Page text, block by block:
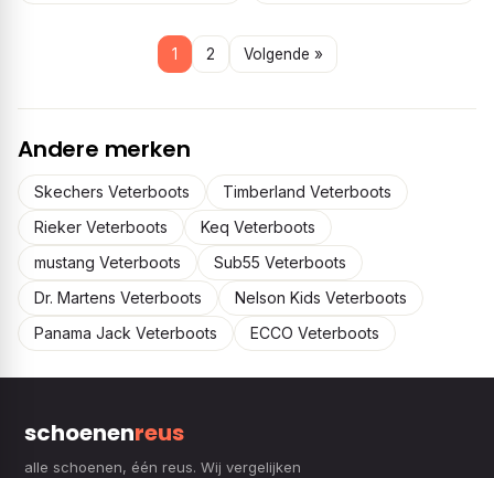
1 2 Volgende »
Andere merken
Skechers Veterboots
Timberland Veterboots
Rieker Veterboots
Keq Veterboots
mustang Veterboots
Sub55 Veterboots
Dr. Martens Veterboots
Nelson Kids Veterboots
Panama Jack Veterboots
ECCO Veterboots
schoenenreus
alle schoenen, één reus. Wij vergelijken